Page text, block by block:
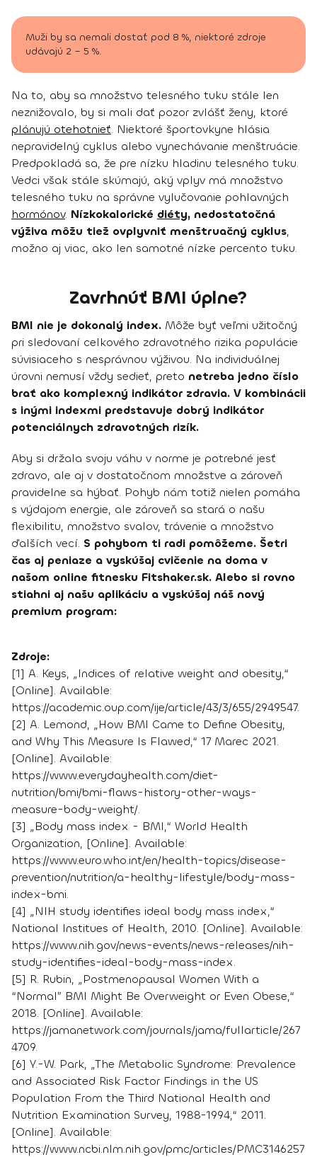
Muži by sa nemali dostať pod 8 %, niektoré zdroje
udávajú 2 – 5 %.
Na to, aby sa množstvo telesného tuku stále len
neznižovalo, by si mali dať pozor zvlášť ženy, ktoré
plánujú otehotnieť. Niektoré športovkyne hlásia
nepravidelný cyklus alebo vynechávanie menštruácie.
Predpokladá sa, že pre nízku hladinu telesného tuku.
Vedci však stále skúmajú, aký vplyv má množstvo
telesného tuku na správne vylučovanie pohlavných
hormónov. Nízkokalorické diéty, nedostatočná
výživa môžu tiež ovplyvniť menštruačný cyklus,
možno aj viac, ako len samotné nízke percento tuku.
Zavrhnúť BMI úplne?
BMI nie je dokonalý index. Môže byť veľmi užitočný
pri sledovaní celkového zdravotného rizika populácie
súvisiaceho s nesprávnou výživou. Na individuálnej
úrovni nemusí vždy sedieť, preto netreba jedno číslo
brať ako komplexný indikátor zdravia. V kombinácii
s inými indexmi predstavuje dobrý indikátor
potenciálnych zdravotných rizík.
Aby si držala svoju váhu v norme je potrebné jesť
zdravo, ale aj v dostatočnom množstve a zároveň
pravidelne sa hýbať. Pohyb nám totiž nielen pomáha
s výdajom energie, ale zároveň sa stará o našu
flexibilitu, množstvo svalov, trávenie a množstvo
ďalších vecí. S pohybom ti radi pomôžeme. Šetri
čas aj peniaze a vyskúšaj cvičenie na doma v
našom online fitnesku Fitshaker.sk. Alebo si rovno
stiahni aj našu aplikáciu a vyskúšaj náš nový
premium program:
Zdroje:
[1] A. Keys, „Indices of relative weight and obesity,“
[Online]. Available:
https://academic.oup.com/ije/article/43/3/655/2949547.
[2] A. Lemond, „How BMI Came to Define Obesity,
and Why This Measure Is Flawed,“ 17 Marec 2021.
[Online]. Available:
https://www.everydayhealth.com/diet-
nutrition/bmi/bmi-flaws-history-other-ways-
measure-body-weight/.
[3] „Body mass index - BMI,“ World Health
Organization, [Online]. Available:
https://www.euro.who.int/en/health-topics/disease-
prevention/nutrition/a-healthy-lifestyle/body-mass-
index-bmi.
[4] „NIH study identifies ideal body mass index,“
National Institues of Health, 2010. [Online]. Available:
https://www.nih.gov/news-events/news-releases/nih-
study-identifies-ideal-body-mass-index.
[5] R. Rubin, „Postmenopausal Women With a
“Normal” BMI Might Be Overweight or Even Obese,“
2018. [Online]. Available:
https://jamanetwork.com/journals/jama/fullarticle/267
4709.
[6] Y.-W. Park, „The Metabolic Syndrome: Prevalence
and Associated Risk Factor Findings in the US
Population From the Third National Health and
Nutrition Examination Survey, 1988-1994,“ 2011.
[Online]. Available:
https://www.ncbi.nlm.nih.gov/pmc/articles/PMC3146257